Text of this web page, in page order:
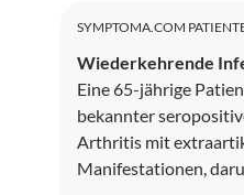
SYMPTOMA.COM
Wiederkehrende
Eine 65-jährige
bekannter
Arthritis mit
Manifestationen,